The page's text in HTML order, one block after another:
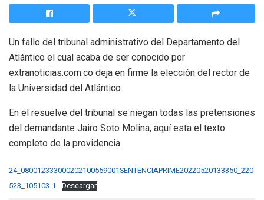
Un fallo del tribunal administrativo del Departamento del
Atlántico el cual acaba de ser conocido por
extranoticias.com.co deja en firme la elección del rector de
la Universidad del Atlántico.
En el resuelve del tribunal se niegan todas las pretensiones
del demandante Jairo Soto Molina, aquí esta el texto
completo de la providencia.
24_080012333000202100559001SENTENCIAPRIME20220520133350_220
523_105103-1
Descargar